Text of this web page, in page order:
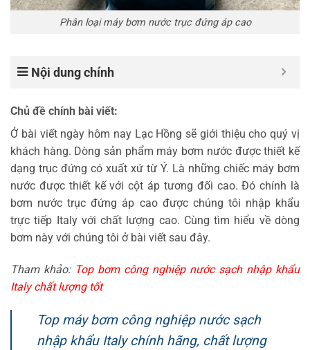
Phân loại máy bơm nước trục đứng áp cao
Nội dung chính
Chủ đề chính bài viết:
Ở bài viết ngày hôm nay Lạc Hồng sẽ giới thiệu cho quý vị
khách hàng. Dòng sản phẩm máy bơm nước được thiết kế
dạng trục đứng có xuất xứ từ Ý. Là những chiếc máy bơm
nước được thiết kế với cột áp tương đối cao. Đó chính là
bơm nước trục đứng áp cao được chúng tôi nhập khẩu
trực tiếp Italy với chất lượng cao. Cùng tìm hiểu về dòng
bơm này với chúng tôi ở bài viết sau đây.
Tham khảo: Top bơm công nghiệp nước sạch nhập khẩu
Italy chất lượng tốt
Top máy bơm công nghiệp nước sạch
nhập khẩu Italy chính hãng, chất lượng